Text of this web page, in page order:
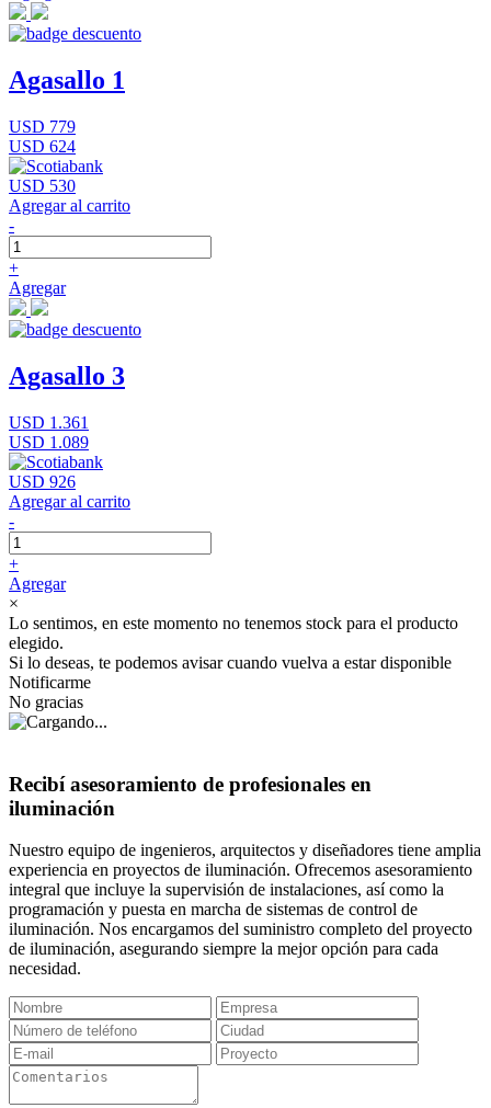
Agasallo 1
USD 779
USD 624
USD 530
Agregar al carrito
-
+
Agregar
Agasallo 3
USD 1.361
USD 1.089
USD 926
Agregar al carrito
-
+
Agregar
×
Lo sentimos, en este momento no tenemos stock para el producto
elegido.
Si lo deseas, te podemos avisar cuando vuelva a estar disponible
Notificarme
No gracias
Recibí asesoramiento de profesionales en
iluminación
Nuestro equipo de ingenieros, arquitectos y diseñadores tiene amplia
experiencia en proyectos de iluminación. Ofrecemos asesoramiento
integral que incluye la supervisión de instalaciones, así como la
programación y puesta en marcha de sistemas de control de
iluminación. Nos encargamos del suministro completo del proyecto
de iluminación, asegurando siempre la mejor opción para cada
necesidad.